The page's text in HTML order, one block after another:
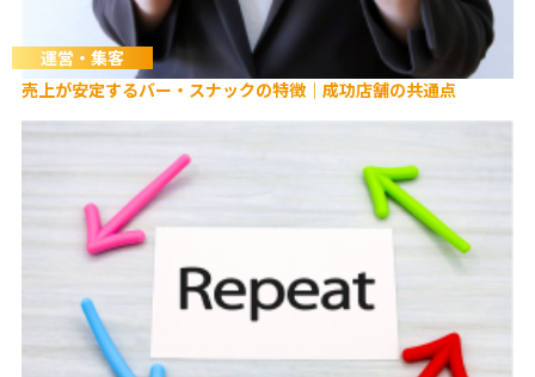
運営・集客
売上が安定するバー・スナックの特徴｜成功店舗の共通点